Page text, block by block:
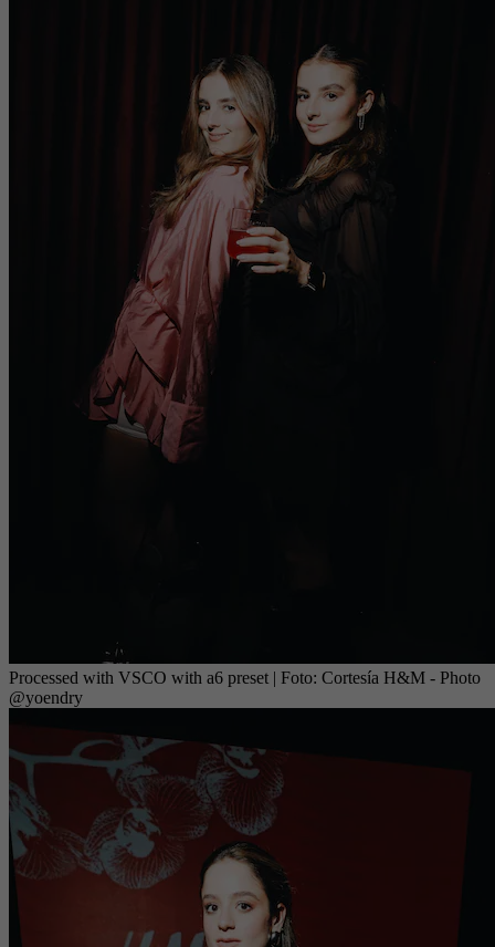
Processed with VSCO with a6 preset | Foto: Cortesía H&M - Photo
@yoendry